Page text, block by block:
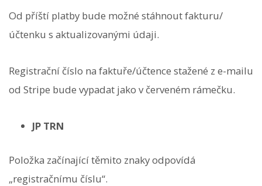
Od příští platby bude možné stáhnout fakturu/
účtenku s aktualizovanými údaji.
Registrační číslo na faktuře/účtence stažené z e-mailu
od Stripe bude vypadat jako v červeném rámečku.
JP TRN
Položka začínající těmito znaky odpovídá
„registračnímu číslu“.